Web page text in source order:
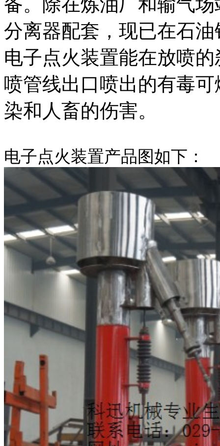
分离器配套，现已在石
电子点火装置能在放喷
喷管线出口喷出的有毒
染和人畜的伤害。
电子点火装置产品图如下：